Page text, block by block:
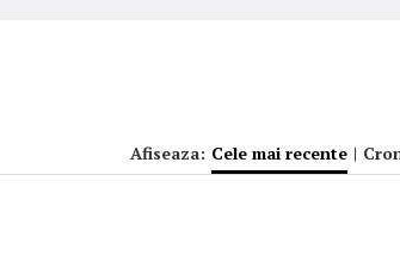
Afiseaza: Cele mai recente |